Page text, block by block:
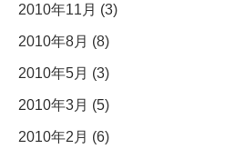
2010年11月 (3)
2010年8月 (8)
2010年5月 (3)
2010年3月 (5)
2010年2月 (6)